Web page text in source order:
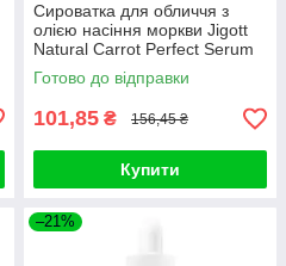
Сироватка для обличчя з
олією насіння моркви Jigott
Natural Carrot Perfect Serum
50ml
Готово до відправки
101,85 ₴ 156,45 ₴
Купити
–21%